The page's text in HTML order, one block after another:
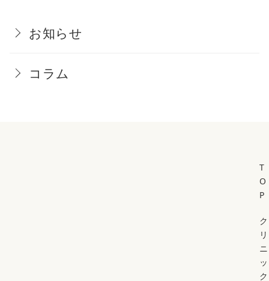
お知らせ
コラム
T
O
P
ク
リ
ニ
ッ
ク